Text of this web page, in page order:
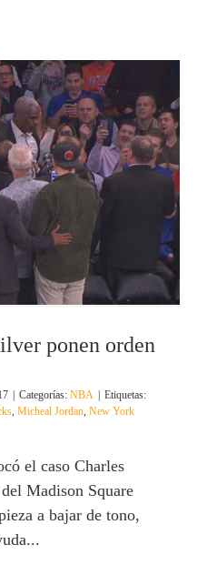
ponen orden
Categorías: NBA
Etiquetas:
, Micheal Jordan, New York
el caso Charles
Madison Square
a bajar de tono,